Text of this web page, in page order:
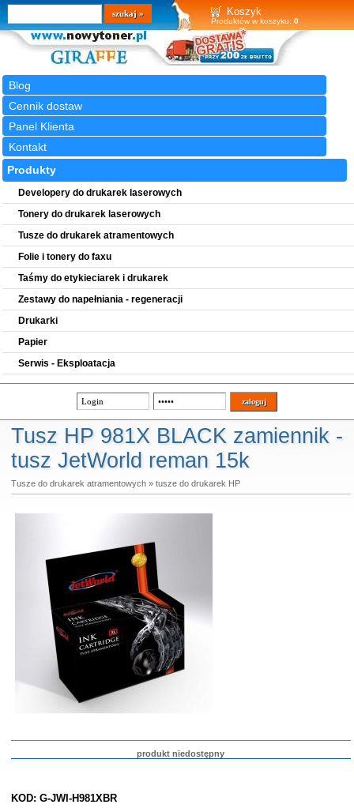
Koszyk
Produktów w koszyku: 0
Blog
Cennik dostaw
Panel Klienta
Kontakt
Wyszukiwarka
szukaj
Produkty
Developery do drukarek laserowych
Tonery do drukarek laserowych
Tusze do drukarek atramentowych
Folie i tonery do faxu
Taśmy do etykieciarek i drukarek
Zestawy do napełniania - regeneracji
Drukarki
Papier
Serwis - Eksploatacja
Tusz HP 981X BLACK zamiennik -
tusz JetWorld reman 15k
Tusze do drukarek atramentowych» tusze do drukarek HP
produkt niedostępny
KOD: G-JWI-H981XBR